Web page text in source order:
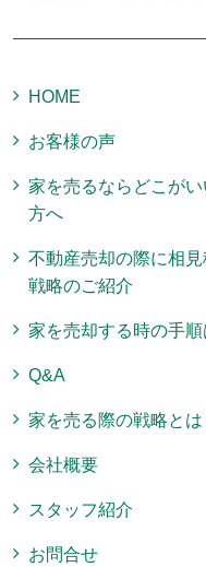
HOME
お客様の声
家を売るならどこが
方へ
不動産売却の際に相
戦略のご紹介
家を売却する時の手
Q&A
家を売る際の戦略と
会社概要
スタッフ紹介
お問合せ